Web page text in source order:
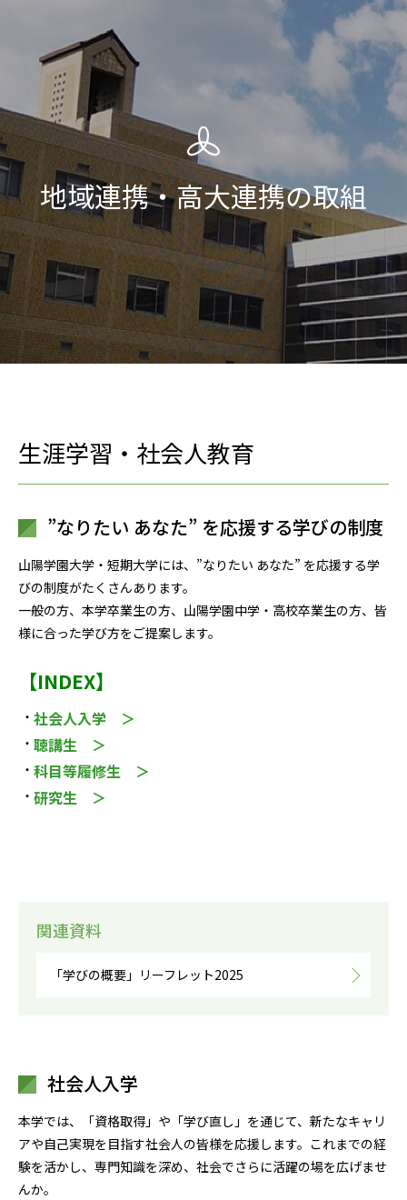
地域連携・高大連携の取組
生涯学習・社会人教育
”なりたい あなた” を応援する学びの制度
山陽学園大学・短期大学には、”なりたい あなた” を応援する学
びの制度がたくさんあります。
一般の方、本学卒業生の方、山陽学園中学・高校卒業生の方、皆
様に合った学び方をご提案します。
【INDEX】
社会人入学 ＞
聴講生 ＞
科目等履修生 ＞
研究生 ＞
関連資料
「学びの概要」リーフレット2025
社会人入学
本学では、「資格取得」や「学び直し」を通じて、新たなキャリ
アや自己実現を目指す社会人の皆様を応援します。これまでの経
験を活かし、専門知識を深め、社会でさらに活躍の場を広げませ
んか。